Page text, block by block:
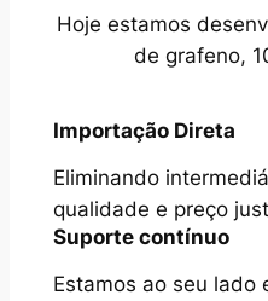
Hoje estamos
de grafeno,
Importação Direta
Eliminando
qualidade e preço
Suporte contínuo
Estamos ao seu lado